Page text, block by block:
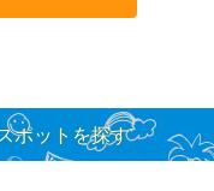
ポットを探す